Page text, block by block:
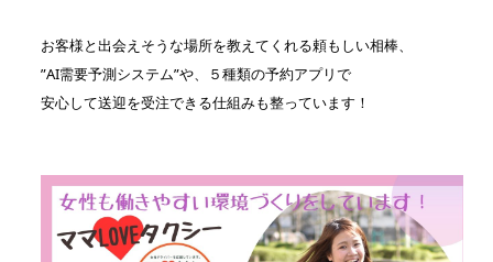
お客様と出会えそうな場所を教えてくれる頼もしい相棒、
”AI需要予測システム”や、５種類の予約アプリで
安心して送迎を受注できる仕組みも整っています！